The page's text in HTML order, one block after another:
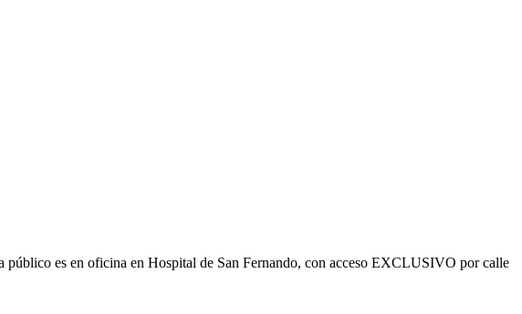
es en oficina en Hospital de San Fernando, con acceso EXCLUSIVO por calle